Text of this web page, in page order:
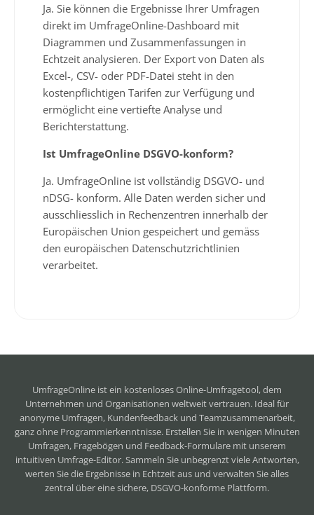
Ja. Sie können die Ergebnisse Ihrer Umfragen
direkt im UmfrageOnline-Dashboard mit
Diagrammen und Zusammenfassungen in
Echtzeit analysieren. Der Export von Daten als
Excel-, CSV- oder PDF-Datei steht in den
kostenpflichtigen Tarifen zur Verfügung und
ermöglicht eine vertiefte Analyse und
Berichterstattung.
Ist UmfrageOnline DSGVO-konform?
Ja. UmfrageOnline ist vollständig DSGVO- und
nDSG- konform. Alle Daten werden sicher und
ausschliesslich in Rechenzentren innerhalb der
Europäischen Union gespeichert und gemäss
den europäischen Datenschutzrichtlinien
verarbeitet.
UmfrageOnline ist ein kostenloses Online-Umfragetool, dem
Unternehmen und Organisationen weltweit vertrauen. Ideal für
anonyme Umfragen, Kundenfeedback und Teamzusammenarbeit,
ganz ohne Programmierkenntnisse. Erstellen Sie in wenigen Minuten
Umfragen, Fragebögen und Feedback-Formulare mit unserem
intuitiven Umfrage-Editor. Sammeln Sie unbegrenzt viele Antworten,
werten Sie die Ergebnisse in Echtzeit aus und verwalten Sie alles
zentral über eine sichere, DSGVO-konforme Plattform.